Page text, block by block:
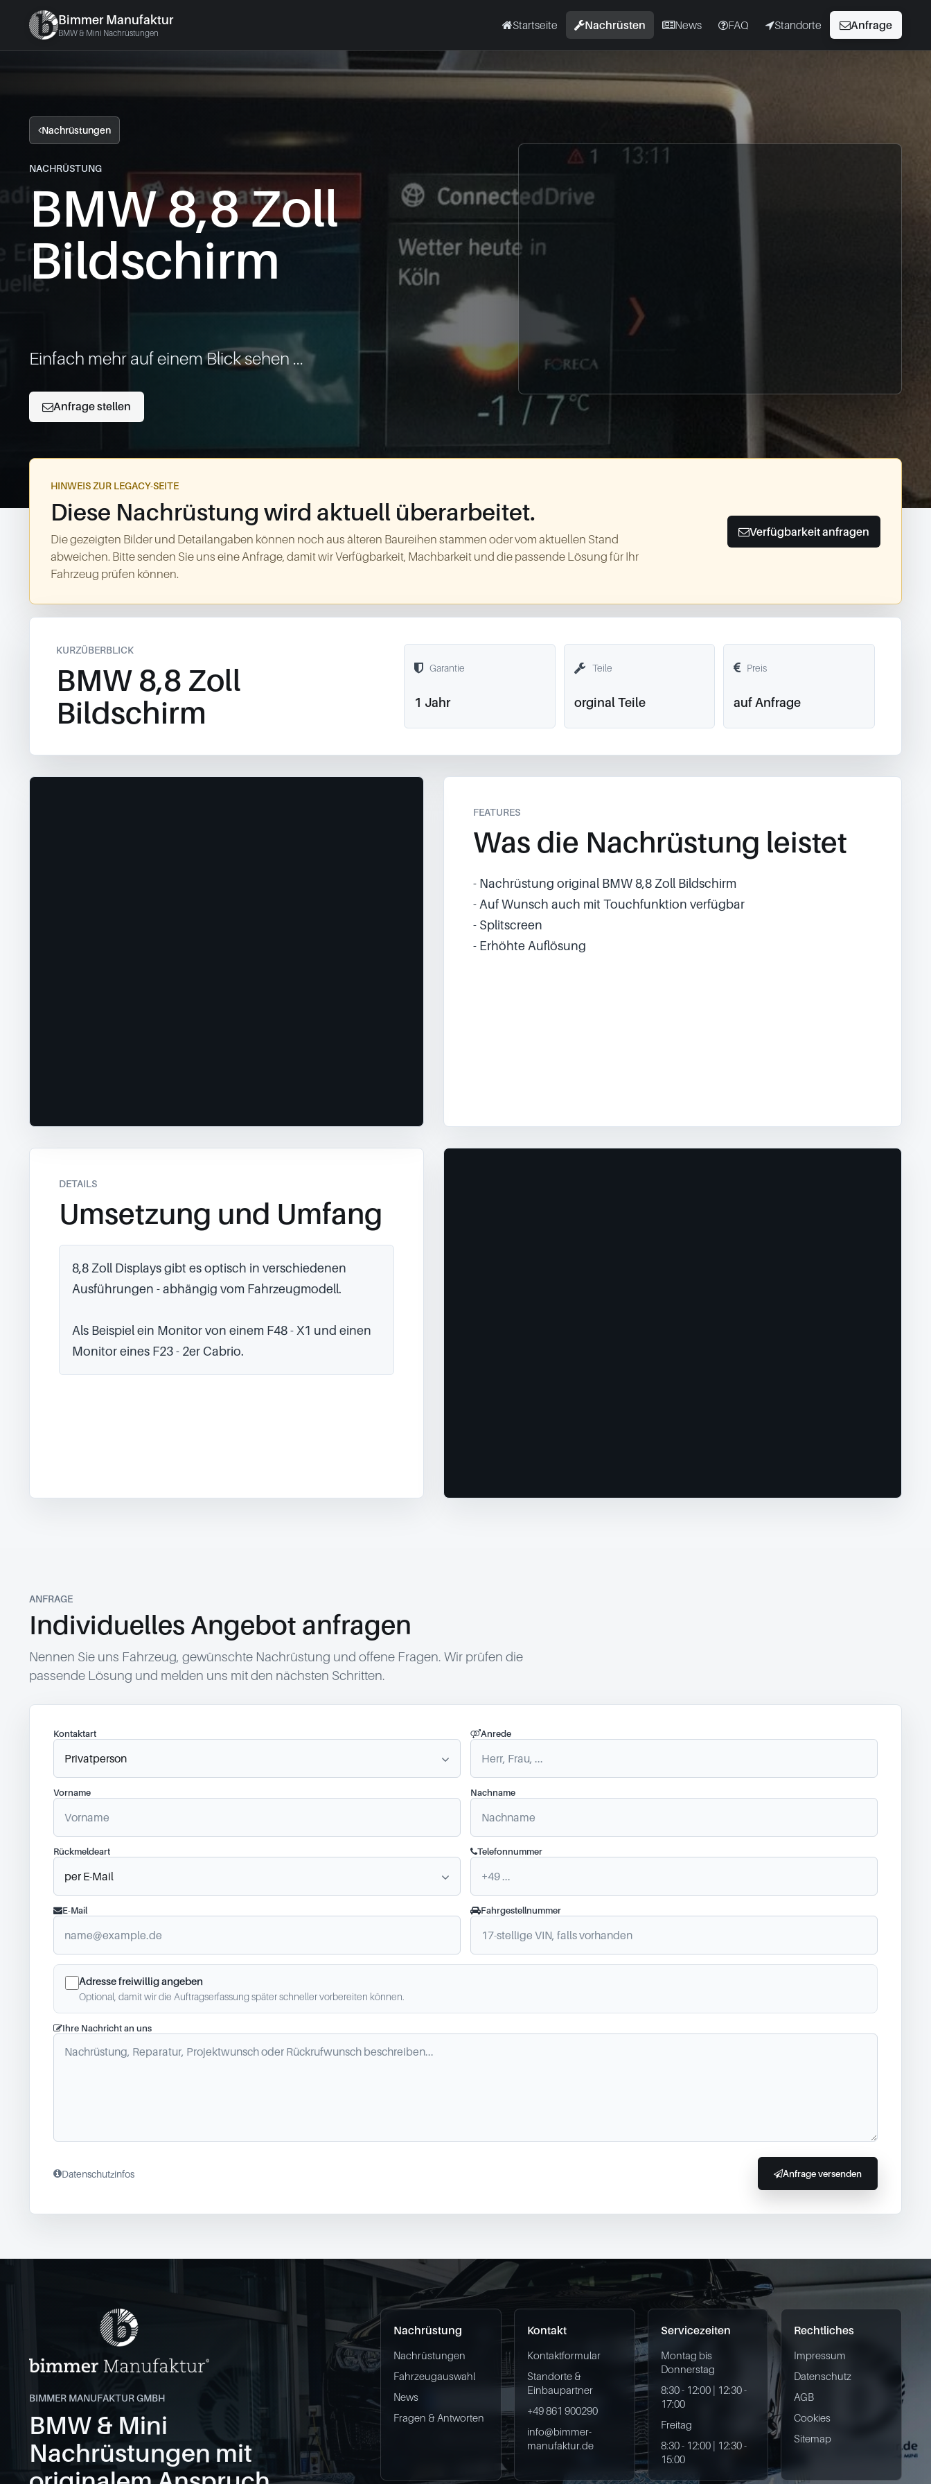
Bimmer Manufaktur
BMW & Mini Nachrüstungen
Startseite Nachrüsten News FAQ Standorte Anfrage
Nachrüstungen
NACHRÜSTUNG
BMW 8,8 Zoll
Bildschirm
Einfach mehr auf einem Blick sehen ...
Anfrage stellen
HINWEIS ZUR LEGACY-SEITE
Diese Nachrüstung wird aktuell überarbeitet.
Die gezeigten Bilder und Detailangaben können noch aus älteren Baureihen stammen oder vom aktuellen Stand
abweichen. Bitte senden Sie uns eine Anfrage, damit wir Verfügbarkeit, Machbarkeit und die passende Lösung für Ihr
Fahrzeug prüfen können.
Verfügbarkeit anfragen
KURZÜBERBLICK
BMW 8,8 Zoll
Bildschirm
Garantie
1 Jahr
Teile
orginal Teile
Preis
auf Anfrage
FEATURES
Was die Nachrüstung leistet
- Nachrüstung original BMW 8,8 Zoll Bildschirm
- Auf Wunsch auch mit Touchfunktion verfügbar
- Splitscreen
- Erhöhte Auflösung
DETAILS
Umsetzung und Umfang
8,8 Zoll Displays gibt es optisch in verschiedenen
Ausführungen - abhängig vom Fahrzeugmodell.
Als Beispiel ein Monitor von einem F48 - X1 und einen
Monitor eines F23 - 2er Cabrio.
ANFRAGE
Individuelles Angebot anfragen
Nennen Sie uns Fahrzeug, gewünschte Nachrüstung und offene Fragen. Wir prüfen die
passende Lösung und melden uns mit den nächsten Schritten.
Kontaktart Anrede
Vorname Nachname
Rückmeldeart Telefonnummer
E-Mail Fahrgestellnummer
Adresse freiwillig angeben
Optional, damit wir die Auftragserfassung später schneller vorbereiten können.
Ihre Nachricht an uns
Datenschutzinfos Anfrage versenden
BIMMER MANUFAKTUR GMBH
BMW & Mini
Nachrüstungen mit
Nachrüstung
Nachrüstungen
Fahrzeugauswahl
News
Fragen & Antworten
Kontakt
Kontaktformular
Standorte &
Einbaupartner
+49 861 900290
info@bimmer-
manufaktur.de
Servicezeiten
Montag bis
Donnerstag
8:30 - 12:00 | 12:30 -
17:00
Freitag
8:30 - 12:00 | 12:30 -
15:00
Rechtliches
Impressum
Datenschutz
AGB
Cookies
Sitemap